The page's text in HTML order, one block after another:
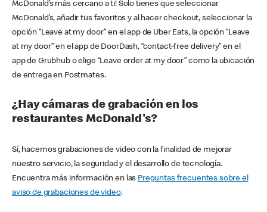
McDonald’s más cercano a ti! Solo tienes que seleccionar
McDonald’s, añadir tus favoritos y al hacer checkout, seleccionar la
opción “Leave at my door” en el app de Uber Eats, la opción “Leave
at my door” en el app de DoorDash, “contact-free delivery” en el
app de Grubhub o elige “Leave order at my door” como la ubicación
de entrega en Postmates.
¿Hay cámaras de grabación en los
restaurantes McDonald's?
Sí, hacemos grabaciones de video con la finalidad de mejorar
nuestro servicio, la seguridad y el desarrollo de tecnología.
Encuentra más información en las Preguntas frecuentes sobre el
aviso de grabaciones de video.